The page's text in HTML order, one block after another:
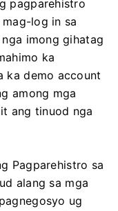
pagparehistro
log in sa
imong gihatag
ka
ka demo account
among mga
ang tinuod nga
Pagparehistro sa
alang sa mga
ug